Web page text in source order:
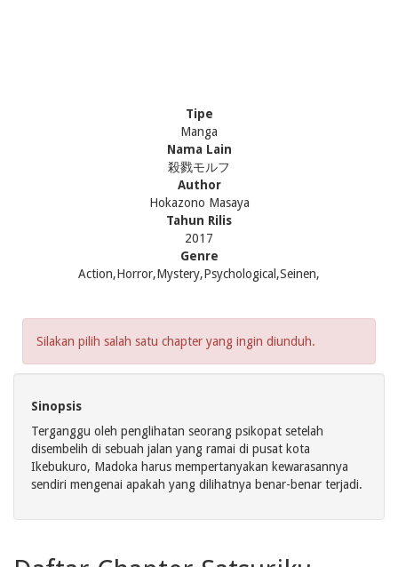
Tipe
Manga
Nama Lain
殺戮モルフ
Author
Hokazono Masaya
Tahun Rilis
2017
Genre
Action,Horror,Mystery,Psychological,Seinen,
Silakan pilih salah satu chapter yang ingin diunduh.
Sinopsis
Terganggu oleh penglihatan seorang psikopat setelah
disembelih di sebuah jalan yang ramai di pusat kota
Ikebukuro, Madoka harus mempertanyakan kewarasannya
sendiri mengenai apakah yang dilihatnya benar-benar terjadi.